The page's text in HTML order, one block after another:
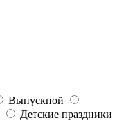
Выпускной
Детские праздники